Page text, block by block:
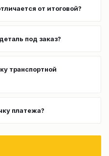
от итоговой?
под заказ?
транспортной
платежа?